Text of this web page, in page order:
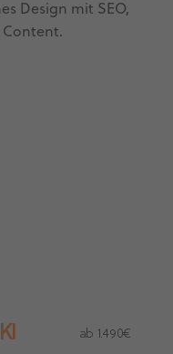
Design mit SEO,
ab 1.490€